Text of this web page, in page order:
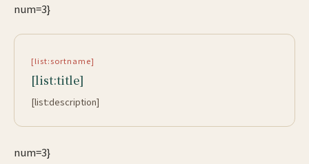
num=3}
[list:sortname]
[list:title]
[list:description]
num=3}